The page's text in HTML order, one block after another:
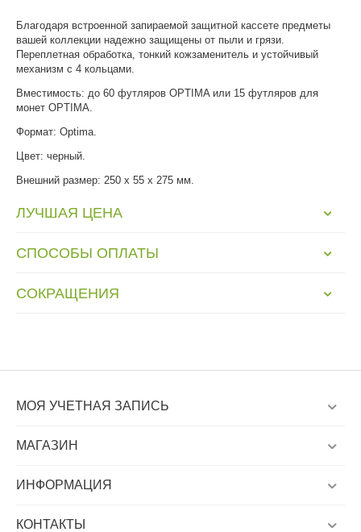
Благодаря встроенной запираемой защитной кассете предметы
вашей коллекции надежно защищены от пыли и грязи.
Переплетная обработка, тонкий кожзаменитель и устойчивый
механизм с 4 кольцами.
Вместимость: до 60 футляров OPTIMA или 15 футляров для
монет OPTIMA.
Формат: Optima.
Цвет: черный.
Внешний размер: 250 х 55 х 275 мм.
ЛУЧШАЯ ЦЕНА
СПОСОБЫ ОПЛАТЫ
СОКРАЩЕНИЯ
МОЯ УЧЕТНАЯ ЗАПИСЬ
МАГАЗИН
ИНФОРМАЦИЯ
КОНТАКТЫ